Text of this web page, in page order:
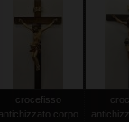
crocefisso
antichizzato corpo